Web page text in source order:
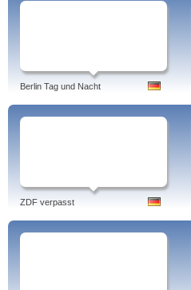
Berlin Tag und Nacht
ZDF verpasst